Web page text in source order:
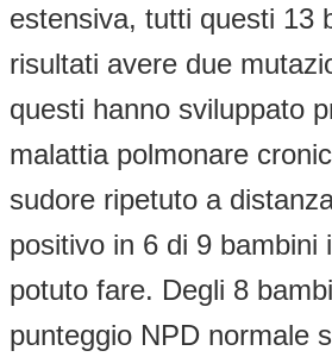
estensiva, tutti questi 13
risultati avere due
questi hanno sviluppato
malattia polmonare
sudore ripetuto a
positivo in 6 di 9 bambini
potuto fare. Degli 8
punteggio NPD normale